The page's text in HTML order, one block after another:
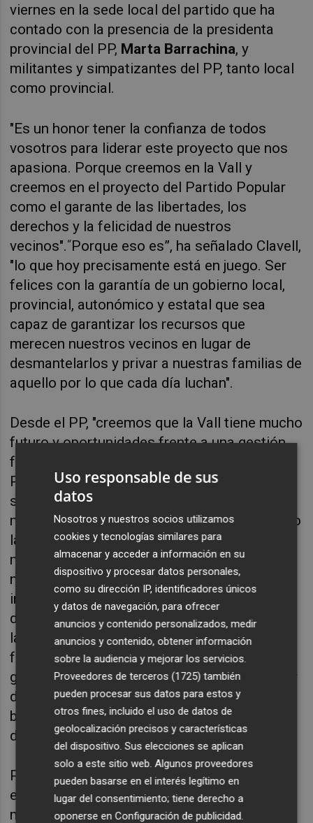
viernes en la sede local del partido que ha
contado con la presencia de la presidenta
provincial del PP, Marta Barrachina, y
militantes y simpatizantes del PP, tanto local
como provincial.
"Es un honor tener la confianza de todos
vosotros para liderar este proyecto que nos
apasiona. Porque creemos en la Vall y
creemos en el proyecto del Partido Popular
como el garante de las libertades, los
derechos y la felicidad de nuestros
vecinos".“Porque eso es”, ha señalado Clavell,
"lo que hoy precisamente está en juego. Ser
felices con la garantía de un gobierno local,
provincial, autonómico y estatal que sea
capaz de garantizar los recursos que
merecen nuestros vecinos en lugar de
desmantelarlos y privar a nuestras familias de
aquello por lo que cada día luchan".
Desde el PP, "creemos que la Vall tiene mucho
futuro y oportunidades frente a una gestión
feudal de nuestros recursos. Porque hoy el
PSOE ejerce la usura con un anuncio de
subida de impuestos que supera los 4.000
millones de euros. Hoy el PSOE ha convertido
la luz en un producto de lujo. Y es hoy, ese
mismo PSOE, el que desmantela la sanidad,
nos somete a listas de espera quirúrgicas
insostenibles y nos priva de los médicos que
despide en plena pandemia"."Y yo quiero para
la Vall el bienestar que merecen nuestras
familias. Las que buscan trabajo para poder
garantizar la educación de sus hijos, disfrutar
de recursos básicos que el estado de
bienestar ha dejado de garantizar en manos
del PSOE", ha manifestado Clavell.
Para conseguirlo, el 'popular' cuenta en su
equipo "con los mejores, con mis vecinos,
más unidos que nunca" y arropados por
Uso responsable de sus
datos
Nosotros y nuestros socios utilizamos
cookies y tecnologías similares para
almacenar y acceder a información en su
dispositivo y procesar datos personales,
como su dirección IP, identificadores únicos
y datos de navegación, para ofrecer
anuncios y contenido personalizados, medir
anuncios y contenido, obtener información
sobre la audiencia y mejorar los servicios.
Proveedores de terceros (1725) también
pueden procesar sus datos para estos y
otros fines, incluido el uso de datos de
geolocalización precisos y características
del dispositivo. Sus elecciones se aplican
solo a este sitio web. Algunos proveedores
pueden basarse en el interés legítimo en
lugar del consentimiento; tiene derecho a
oponerse enConfiguración de publicidad